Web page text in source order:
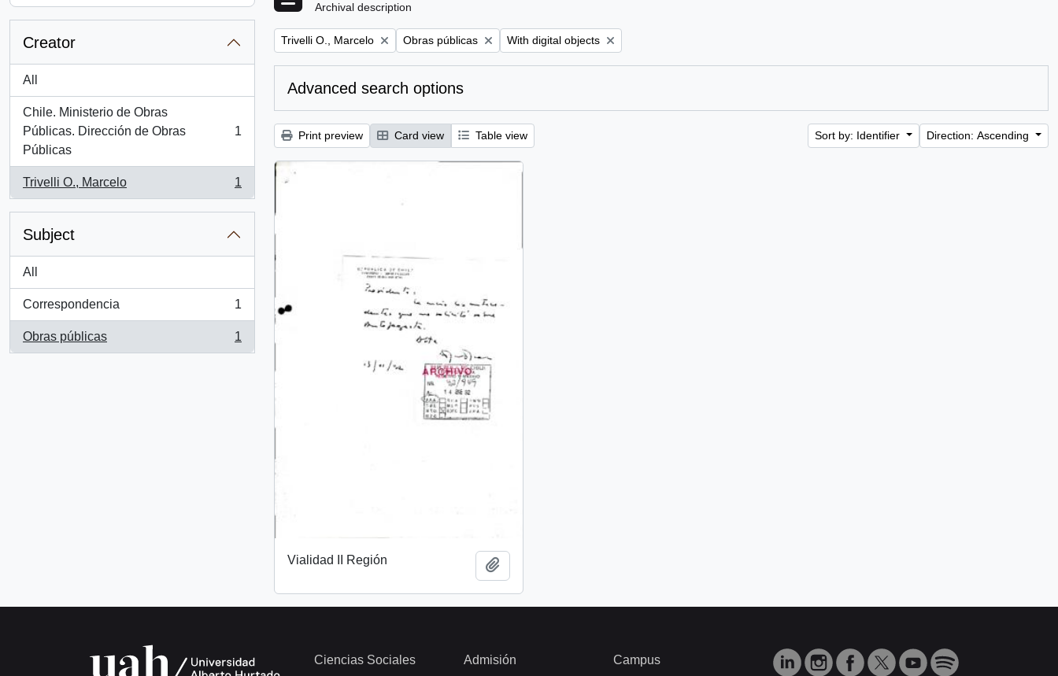
Creator
All
Chile. Ministerio de Obras
Públicas. Dirección de Obras
Públicas
, 1 results
1
Trivelli O., Marcelo
, 1 results
1
Subject
All
Correspondencia
, 1 results
1
Obras públicas
, 1 results
1
Archival description
Remove filter:
Trivelli O., Marcelo Remove filter:
Obras públicas Remove filter:
With digital objects
Advanced search options
Print preview Card view Table view Sort by: Identifier Direction: Ascending
Vialidad II Región
Ciencias Sociales Admisión Campus